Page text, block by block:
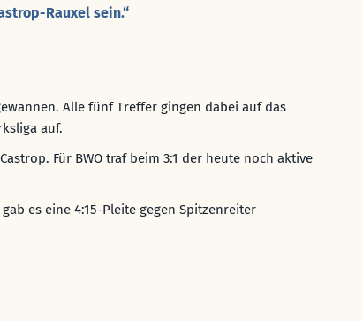
Rauxel sein.“
Alle fünf Treffer gingen dabei auf das
auf.
Für BWO traf beim 3:1 der heute noch aktive
es eine 4:15-Pleite gegen Spitzenreiter